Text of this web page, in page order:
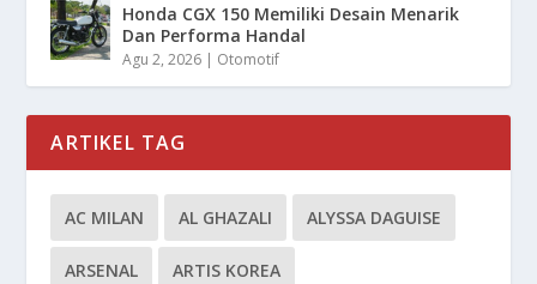
Honda CGX 150 Memiliki Desain Menarik
Dan Performa Handal
Agu 2, 2026 | Otomotif
ARTIKEL TAG
AC MILAN AL GHAZALI ALYSSA DAGUISE
ARSENAL ARTIS KOREA